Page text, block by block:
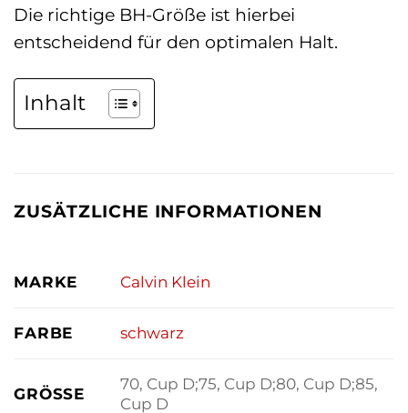
Die richtige BH-Größe ist hierbei
entscheidend für den optimalen Halt.
Inhalt
ZUSÄTZLICHE INFORMATIONEN
MARKE Calvin Klein
FARBE schwarz
GRÖSSE
70, Cup D;75, Cup D;80, Cup D;85,
Cup D